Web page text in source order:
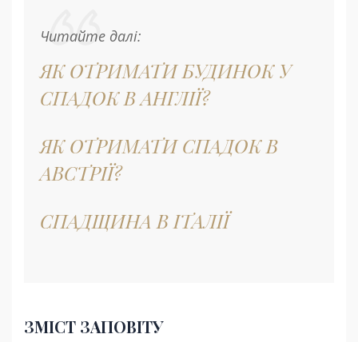
Читайте далі:
ЯК ОТРИМАТИ БУДИНОК У
СПАДОК В АНГЛІЇ?
ЯК ОТРИМАТИ СПАДОК В
АВСТРІЇ?
СПАДЩИНА В ІТАЛІЇ
ЗМІСТ ЗАПОВІТУ